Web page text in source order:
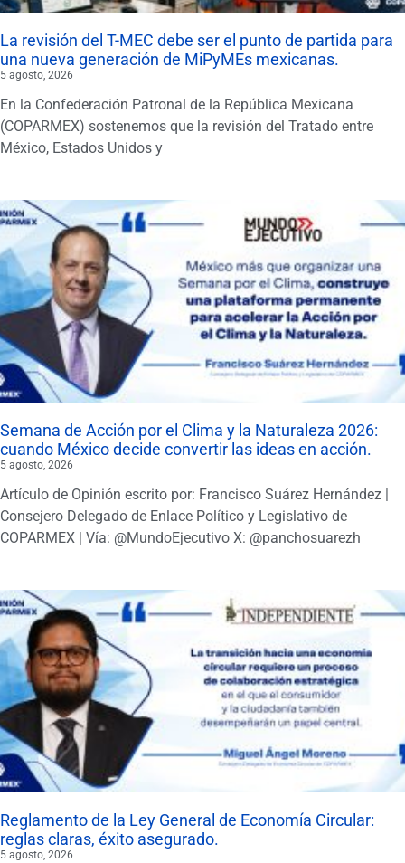
La revisión del T-MEC debe ser el punto de partida para
una nueva generación de MiPyMEs mexicanas.
5 agosto, 2026
En la Confederación Patronal de la República Mexicana
(COPARMEX) sostenemos que la revisión del Tratado entre
México, Estados Unidos y
Semana de Acción por el Clima y la Naturaleza 2026:
cuando México decide convertir las ideas en acción.
5 agosto, 2026
Artículo de Opinión escrito por: Francisco Suárez Hernández |
Consejero Delegado de Enlace Político y Legislativo de
COPARMEX | Vía: @MundoEjecutivo X: @panchosuarezh
Reglamento de la Ley General de Economía Circular:
reglas claras, éxito asegurado.
5 agosto, 2026